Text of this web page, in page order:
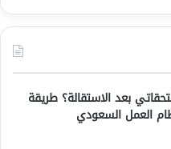
بعد الاستقالة؟ طريقة
العمل السعودي